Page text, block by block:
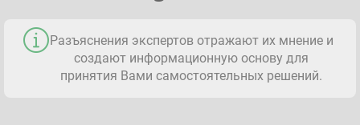
Разъяснения экспертов отражают их мнение и
создают информационную основу для
принятия Вами самостоятельных решений.